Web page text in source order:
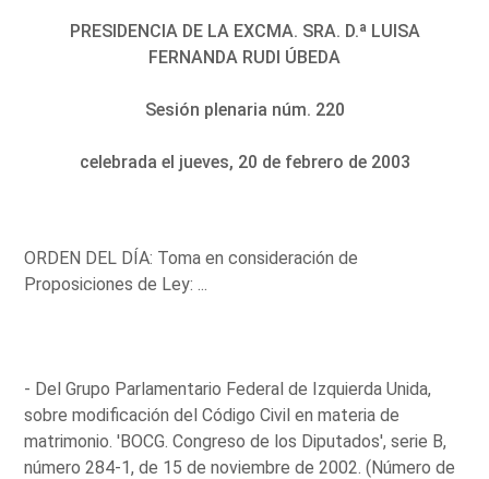
PRESIDENCIA DE LA EXCMA. SRA. D.ª LUISA
FERNANDA RUDI ÚBEDA
Sesión plenaria núm. 220
celebrada el jueves, 20 de febrero de 2003
ORDEN DEL DÍA: Toma en consideración de
Proposiciones de Ley: ...
- Del Grupo Parlamentario Federal de Izquierda Unida,
sobre modificación del Código Civil en materia de
matrimonio. 'BOCG. Congreso de los Diputados', serie B,
número 284-1, de 15 de noviembre de 2002. (Número de